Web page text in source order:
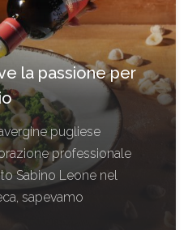
la passione per
pugliese
professionale
Sabino Leone nel
sapevamo